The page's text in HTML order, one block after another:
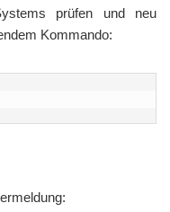
prüfen und neu
Kommando: